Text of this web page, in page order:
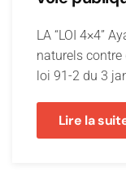
LA “LOI 4×4”
naturels
loi 91-2 du 3
Lire la